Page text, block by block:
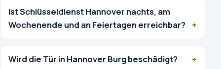
Ist Schlüsseldienst Hannover nachts, am
Wochenende und an Feiertagen erreichbar?
Wird die Tür in Hannover Burg beschädigt?